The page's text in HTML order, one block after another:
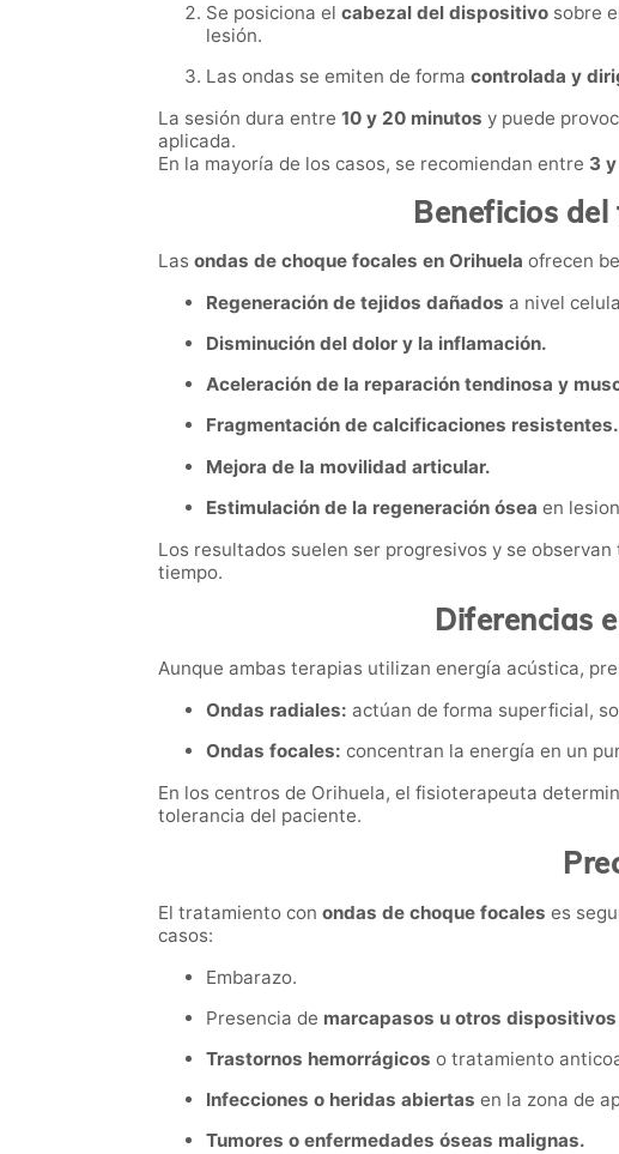
Se posiciona el cabezal del dispositivo sobre
lesión.
Las ondas se emiten de forma controlada y
La sesión dura entre 10 y 20 minutos y puede
aplicada.
En la mayoría de los casos, se recomiendan entre 3
Beneficios
Las ondas de choque focales en Orihuela ofrecen
Regeneración de tejidos dañados a nivel
Disminución del dolor y la inflamación.
Aceleración de la reparación tendinosa y
Fragmentación de calcificaciones resistentes.
Mejora de la movilidad articular.
Estimulación de la regeneración ósea en
Los resultados suelen ser progresivos y se
tiempo.
Diferencias
Aunque ambas terapias utilizan energía acústica,
Ondas radiales: actúan de forma superficial,
Ondas focales: concentran la energía en un
En los centros de Orihuela, el fisioterapeuta
tolerancia del paciente.
El tratamiento con ondas de choque focales es
casos:
Embarazo.
Presencia de marcapasos u otros
Trastornos hemorrágicos o tratamiento
Infecciones o heridas abiertas en la zona de
Tumores o enfermedades óseas malignas.